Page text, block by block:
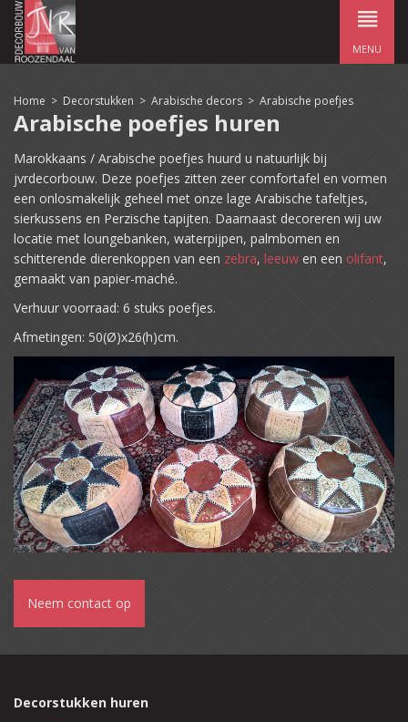
MENU
Home > Decorstukken > Arabische decors > Arabische poefjes
Arabische poefjes huren
Marokkaans / Arabische poefjes huurd u natuurlijk bij
jvrdecorbouw. Deze poefjes zitten zeer comfortafel en vormen
een onlosmakelijk geheel met onze lage Arabische tafeltjes,
sierkussens en Perzische tapijten. Daarnaast decoreren wij uw
locatie met loungebanken, waterpijpen, palmbomen en
schitterende dierenkoppen van een zebra, leeuw en een olifant,
gemaakt van papier-maché.
Verhuur voorraad: 6 stuks poefjes.
Afmetingen: 50(Ø)x26(h)cm.
Neem contact op
Decorstukken huren